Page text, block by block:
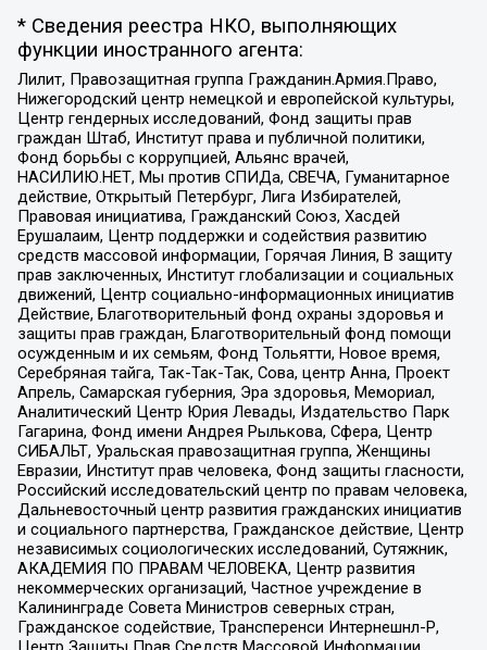
* Сведения реестра НКО, выполняющих
функции иностранного агента:
Лилит, Правозащитная группа Гражданин.Армия.Право,
Нижегородский центр немецкой и европейской культуры,
Центр гендерных исследований, Фонд защиты прав
граждан Штаб, Институт права и публичной политики,
Фонд борьбы с коррупцией, Альянс врачей,
НАСИЛИЮ.НЕТ, Мы против СПИДа, СВЕЧА, Гуманитарное
действие, Открытый Петербург, Лига Избирателей,
Правовая инициатива, Гражданский Союз, Хасдей
Ерушалаим, Центр поддержки и содействия развитию
средств массовой информации, Горячая Линия, В защиту
прав заключенных, Институт глобализации и социальных
движений, Центр социально-информационных инициатив
Действие, Благотворительный фонд охраны здоровья и
защиты прав граждан, Благотворительный фонд помощи
осужденным и их семьям, Фонд Тольятти, Новое время,
Серебряная тайга, Так-Так-Так, Сова, центр Анна, Проект
Апрель, Самарская губерния, Эра здоровья, Мемориал,
Аналитический Центр Юрия Левады, Издательство Парк
Гагарина, Фонд имени Андрея Рылькова, Сфера, Центр
СИБАЛЬТ, Уральская правозащитная группа, Женщины
Евразии, Институт прав человека, Фонд защиты гласности,
Российский исследовательский центр по правам человека,
Дальневосточный центр развития гражданских инициатив
и социального партнерства, Гражданское действие, Центр
независимых социологических исследований, Сутяжник,
АКАДЕМИЯ ПО ПРАВАМ ЧЕЛОВЕКА, Центр развития
некоммерческих организаций, Частное учреждение в
Калининграде Совета Министров северных стран,
Гражданское содействие, Трансперенси Интернешнл-Р,